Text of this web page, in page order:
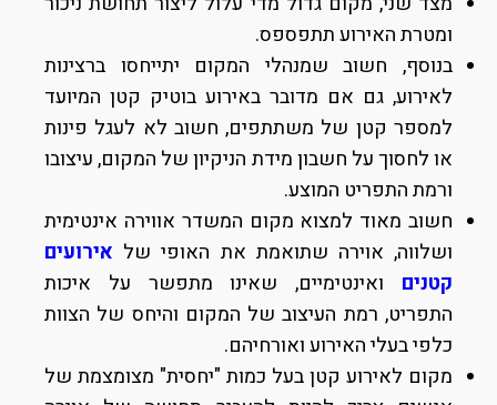
ומטרת האירוע תתפספס.
בנוסף, חשוב שמנהלי המקום יתייחסו ברצינות
לאירוע, גם אם מדובר באירוע בוטיק קטן המיועד
למספר קטן של משתתפים, חשוב לא לעגל פינות
או לחסוך על חשבון מידת הניקיון של המקום, עיצובו
ורמת התפריט המוצע.
חשוב מאוד למצוא מקום המשדר אווירה אינטימית
ושלווה, אוירה שתואמת את האופי של אירועים
קטנים ואינטימיים, שאינו מתפשר על איכות
התפריט, רמת העיצוב של המקום והיחס של הצוות
כלפי בעלי האירוע ואורחיהם.
מקום לאירוע קטן בעל כמות "יחסית" מצומצמת של